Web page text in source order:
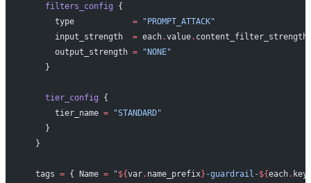
    filters_config
{
      type
            =
"PROMPT_ATTACK"
      input_strength
  =
each.value. content_filter_strength
      output_strength
= "NONE"
    }
    tier_config
{
      tier_name
= "STANDARD"
    }
  }
  tags
= { Name = "${var. name_prefix} -guardrail-${each. key